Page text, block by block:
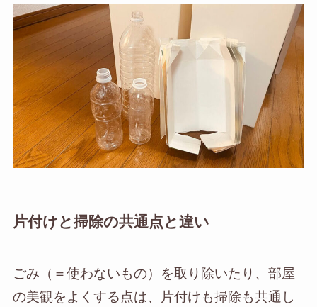
片付けと掃除の共通点と違い
ごみ（＝使わないもの）を取り除いたり、部屋
の美観をよくする点は、片付けも掃除も共通し